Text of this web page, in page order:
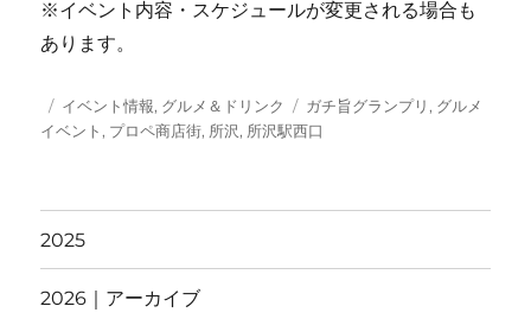
※イベント内容・スケジュールが変更される場合も
あります。
投
稿
カ
テ
イベント情報, グルメ＆ドリンク
タ
グ
ガチ旨グランプリ , グルメ
イベント , プロペ商店街, 所沢, 所沢駅西口
2025
2026｜アーカイブ